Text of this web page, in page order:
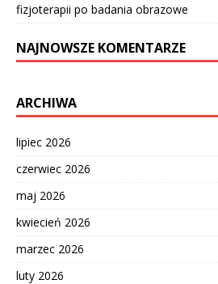
fizjoterapii po badania obrazowe
NAJNOWSZE KOMENTARZE
ARCHIWA
lipiec 2026
czerwiec 2026
maj 2026
kwiecień 2026
marzec 2026
luty 2026